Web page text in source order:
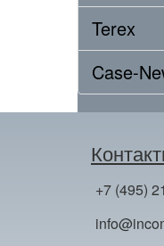
Terex
Case-
+7 (495)